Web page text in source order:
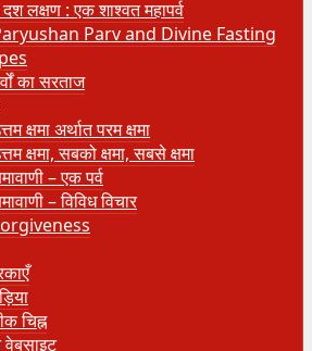
लक्षण : एक शाश्वत महापर्व
Parv and Divine Fasting
का सरताज
क्षमा अर्थात परम क्षमा
क्षमा, सबको क्षमा, सबसे क्षमा
– एक पर्व
– विविध विचार
चिह्न